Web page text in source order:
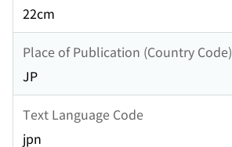
22cm
Place of Publication (Country Code)
JP
Text Language Code
jpn